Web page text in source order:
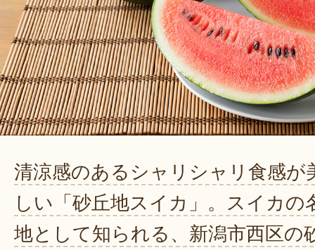
清涼感のあるシャリシャリ食感が
しい「砂丘地スイカ」。スイカの
地として知られる、新潟市西区の